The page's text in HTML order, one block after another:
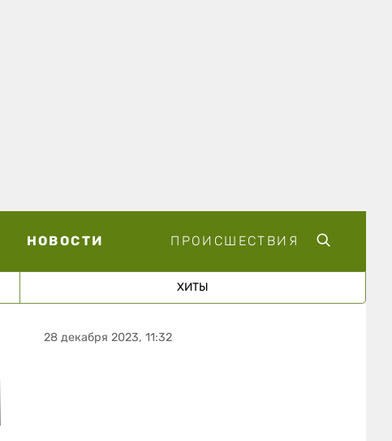
НОВОСТИ ПРОИСШЕСТВИЯ
ХИТЫ
28 декабря 2023, 11:32